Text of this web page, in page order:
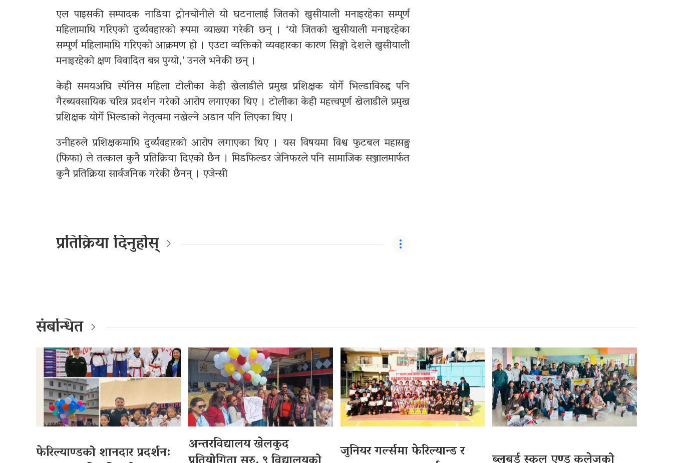
एल पाइसकी सम्पादक नाडिया ट्रोनचोनीले यो घटनालाई जितको खुसीयाली मनाइरहेका सम्पूर्ण
महिलामाथि गरिएको दुर्व्यवहारको रूपमा व्याख्या गरेकी छन् । ‘यो जितको खुसीयाली मनाइरहेका
सम्पूर्ण महिलामाथि गरिएको आक्रमण हो । एउटा व्यक्तिको व्यवहारका कारण सिङ्गो देशले खुसीयाली
मनाइरहेको क्षण विवादित बन्न पुग्यो,’ उनले भनेकी छन् ।
केही समयअघि स्पेनिस महिला टोलीका केही खेलाडीले प्रमुख प्रशिक्षक योर्गे भिल्डाविरुद्द पनि
गैरब्यवसायिक चरित्र प्रदर्शन गरेको आरोप लगाएका थिए । टोलीका केही महत्त्वपूर्ण खेलाडीले प्रमुख
प्रशिक्षक योर्गे भिल्डाको नेतृत्वमा नखेल्ने अडान पनि लिएका थिए ।
उनीहरुले प्रशिक्षकमाथि दुर्व्यवहारको आरोप लगाएका थिए । यस विषयमा विश्व फुटबल महासङ्घ
(फिफा) ले तत्काल कुनै प्रतिक्रिया दिएको छैन । मिडफिल्डर जेनिफरले पनि सामाजिक सञ्जालमार्फत
कुनै प्रतिक्रिया सार्वजनिक गरेकी छैनन् । एजेन्सी
प्रतिक्रिया दिनुहोस्
संबन्धित
फेरिल्याण्डको शानदार प्रदर्शन: अन्तरविद्यालय खेलकुद जुनियर गर्ल्समा फेरिल्यान्ड र